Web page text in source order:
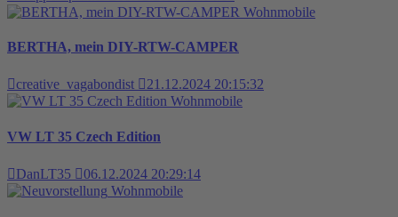
Wohnmobile
BERTHA, mein DIY-RTW-CAMPER
creative_vagabondist
21.12.2024 20:15:32
Wohnmobile
VW LT 35 Czech Edition
DanLT35
06.12.2024 20:29:14
Wohnmobile